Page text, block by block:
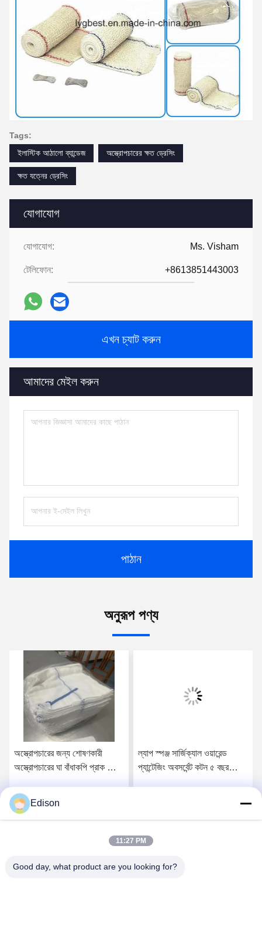
যোগাযোগ
যোগাযোগ: Ms. Visham
টেলিফোন: +8613851443003
এখন চ্যাট করুন
আমাদের মেইল করুন
পাঠান
Tags:
ইলাস্টিক আঠালো ব্যান্ডেজ
অস্ত্রোপচারের ক্ষত ড্রেসিং
ক্ষত যত্নের ড্রেসিং
অনুরূপ পণ্য
অস্ত্রোপচারের জন্য শোষণকারী
অস্ত্রোপচারের ঘা বাঁধাকপি প্রাক ধোয়া
ল্যাপ স্পঞ্জ সার্জিক্যাল ওয়ারেন্ড
প্যান্টেজিং অবসর্বেন্ট কটন ৫ বছর
Edison
11:27 PM
Good day, what product are you looking for?